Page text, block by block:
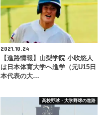
2021.10.24
【進路情報】山梨学院 小吹悠人
は日本体育大学へ進学（元U15日
本代表の大…
高校野球・大学野球の進路